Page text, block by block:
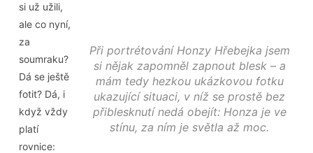
Při portrétování Honzy Hřebejka jsem
si nějak zapomněl zapnout blesk – a
mám tedy hezkou ukázkovou fotku
ukazující situaci, v níž se prostě bez
přiblesknutí nedá obejít: Honza je ve
stínu, za ním je světla až moc.
si už užili,
ale co nyní,
za
soumraku?
Dá se ještě
fotit? Dá, i
když vždy
platí
rovnice: